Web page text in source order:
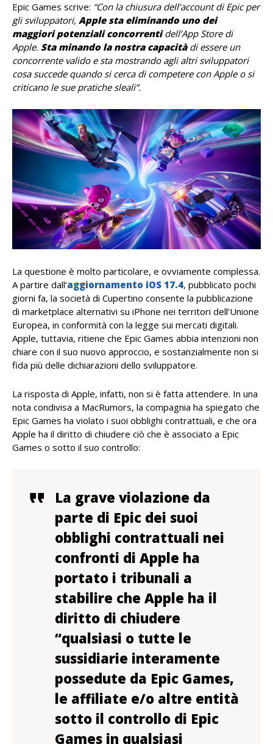
Epic Games scrive: “Con la chiusura dell’account di Epic per
gli sviluppatori, Apple sta eliminando uno dei
maggiori potenziali concorrentidell’App Store di
Apple. Sta minando la nostra capacitàdi essere un
concorrente valido e sta mostrando agli altri sviluppatori
cosa succede quando si cerca di competere con Apple o si
criticano le sue pratiche sleali”.
La questione è molto particolare, e ovviamente complessa.
A partire dall’aggiornamento iOS 17.4, pubblicato pochi
giorni fa, la società di Cupertino consente la pubblicazione
di marketplace alternativi su iPhone nei territori dell’Unione
Europea, in conformità con la legge sui mercati digitali.
Apple, tuttavia, ritiene che Epic Games abbia intenzioni non
chiare con il suo nuovo approccio, e sostanzialmente non si
fida più delle dichiarazioni dello sviluppatore.
La risposta di Apple, infatti, non si è fatta attendere. In una
nota condivisa a MacRumors, la compagnia ha spiegato che
Epic Games ha violato i suoi obblighi contrattuali, e che ora
Apple ha il diritto di chiudere ciò che è associato a Epic
Games o sotto il suo controllo:
La grave violazione da
parte di Epic dei suoi
obblighi contrattuali nei
confronti di Apple ha
portato i tribunali a
stabilire che Apple ha il
diritto di chiudere
“qualsiasi o tutte le
sussidiarie interamente
possedute da Epic Games,
le affiliate e/o altre entità
sotto il controllo di Epic
Games in qualsiasi